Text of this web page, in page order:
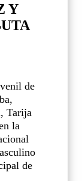
Y
de
Tarija
la
de